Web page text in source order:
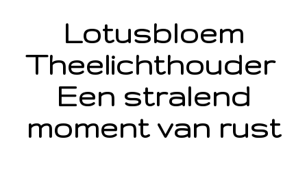
Lotusbloem
Theelichthouder
Een stralend
moment van rust